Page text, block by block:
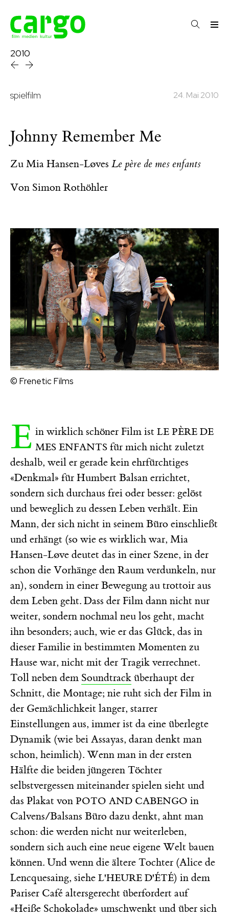
2010
spielfilm 24. Mai 2010
Johnny Remember Me
Zu Mia Hansen-Løves Le père de mes enfants
Von Simon Rothöhler
© Frenetic Films
E in wirklich schöner Film ist LE PÈRE DE
MES ENFANTS für mich nicht zuletzt
deshalb, weil er gerade kein ehrfürchtiges
«Denkmal» für Humbert Balsan errichtet,
sondern sich durchaus frei oder besser: gelöst
und beweglich zu dessen Leben verhält. Ein
Mann, der sich nicht in seinem Büro einschließt
und erhängt (so wie es wirklich war, Mia
Hansen-Løve deutet das in einer Szene, in der
schon die Vorhänge den Raum verdunkeln, nur
an), sondern in einer Bewegung au trottoir aus
dem Leben geht. Dass der Film dann nicht nur
weiter, sondern nochmal neu los geht, macht
ihn besonders; auch, wie er das Glück, das in
dieser Familie in bestimmten Momenten zu
Hause war, nicht mit der Tragik verrechnet.
Toll neben dem Soundtrack überhaupt der
Schnitt, die Montage; nie ruht sich der Film in
der Gemächlichkeit langer, starrer
Einstellungen aus, immer ist da eine überlegte
Dynamik (wie bei Assayas, daran denkt man
schon, heimlich). Wenn man in der ersten
Hälfte die beiden jüngeren Töchter
selbstvergessen miteinander spielen sieht und
das Plakat von POTO AND CABENGO in
Calvens/Balsans Büro dazu denkt, ahnt man
schon: die werden nicht nur weiterleben,
sondern sich auch eine neue eigene Welt bauen
können. Und wenn die ältere Tochter (Alice de
Lencquesaing, siehe L'HEURE D'ÉTÉ) in dem
Pariser Café altersgerecht überfordert auf
«Heiße Schokolade» umschwenkt und über sich